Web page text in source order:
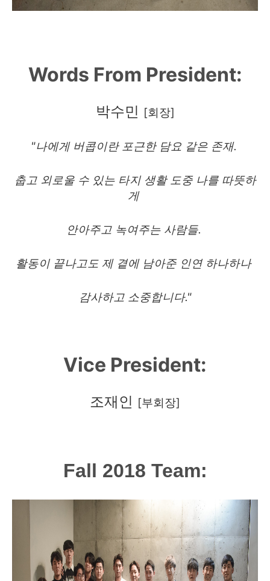
Words From President:
박수민 [회장]
"나에게 버콥이란 포근한 담요 같은 존재.
춥고 외로울 수 있는 타지 생활 도중 나를 따뜻하
게
안아주고 녹여주는 사람들.
활동이 끝나고도 제 곁에 남아준 인연 하나하나
감사하고 소중합니다."
Vice President:
조재인 [부회장]
Fall 2018 Team: